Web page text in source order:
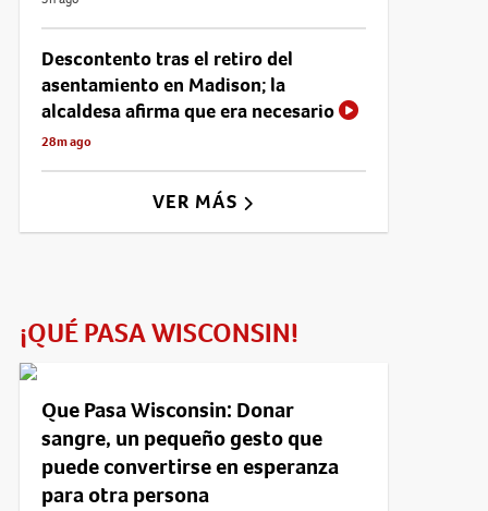
Descontento tras el retiro del
asentamiento en Madison; la
alcaldesa afirma que era necesario
28m ago
VER MÁS
¡QUÉ PASA WISCONSIN!
Que Pasa Wisconsin: Donar
sangre, un pequeño gesto que
puede convertirse en esperanza
para otra persona